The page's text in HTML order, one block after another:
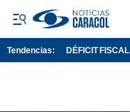
Tendencias: DÉFICIT FISCAL